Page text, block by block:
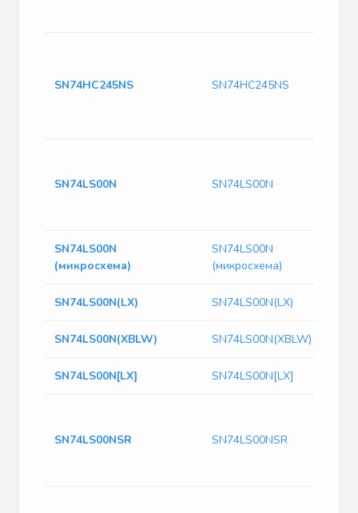
SN74HC245NS SN74HC245NS
SN74LS00N SN74LS00N
SN74LS00N
(микросхема)
SN74LS00N
(микросхема)
SN74LS00N(LX) SN74LS00N(LX)
SN74LS00N(XBLW) SN74LS00N(XBLW)
SN74LS00N[LX] SN74LS00N[LX]
SN74LS00NSR SN74LS00NSR